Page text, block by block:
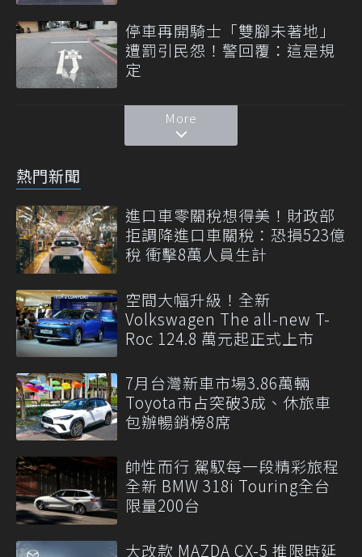
停車再開騎士「雙腳未著地」
遭罰引民怨！警回覆：這是規
定
More
熱門新聞
進口車零關稅想得美！財政部
拒調降進口車關稅：恐損523億
稅 衝擊8萬人員生計
空間大幅升級！全新
Volkswagen The all-new T-
Roc 124.8 萬元起正式上市
7月台灣新車市場3.86萬輛
Toyota市占突破3成、休旅車
包辦暢銷榜8席
帥性而行 駕馭每一段精彩旅程
全新 BMW 318i Touring全台
限量200台
大改款 MAZDA CX-5 推限時延